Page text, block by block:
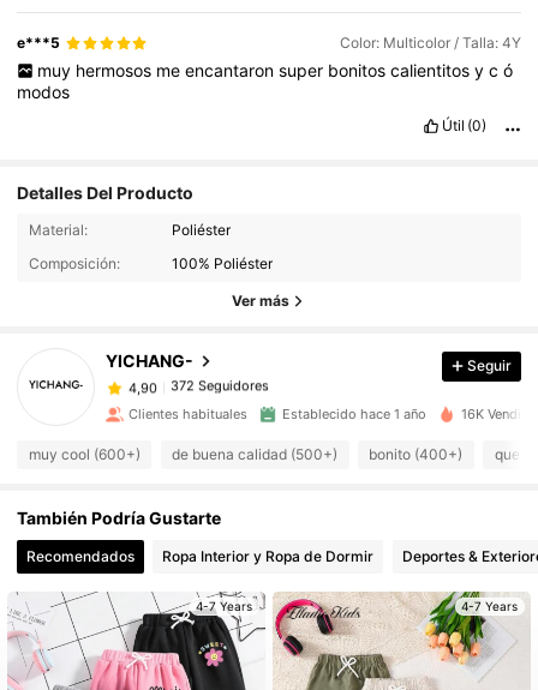
e***5 Color: Multicolor / Talla: 4Y
muy hermosos me encantaron super bonitos calientitos y c ó
modos
Útil (0)
Detalles Del Producto
Material:
Poliéster
Composición:
100% Poliéster
Ver más
YICHANG-
372 Seguidores
372 Seguidores
4,90
372 Seguidores
4,90 372 Seguidores
372 Seguidores
4,90 372 Seguidores
4,90 372 Seguidores
Seguir
Clientes habituales Establecido hace 1 año 16K
muy cool (600+) de buena calidad (500+) bonito (400+)
También Podría Gustarte
Recomendados Ropa Interior y Ropa de Dormir Deportes &
4-7 Years 4-7 Years